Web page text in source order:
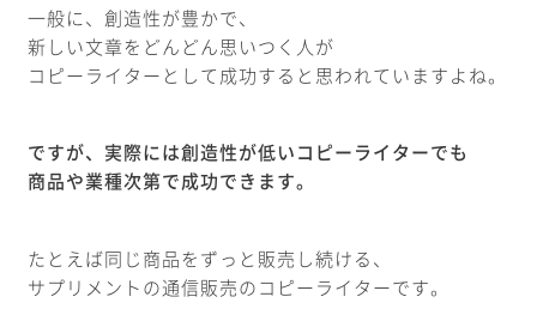
一般に、創造性が豊かで、
新しい文章をどんどん思いつく人が
コピーライターとして成功すると思われていますよね。
ですが、実際には創造性が低いコピーライターでも
商品や業種次第で成功できます。
たとえば同じ商品をずっと販売し続ける、
サプリメントの通信販売のコピーライターです。